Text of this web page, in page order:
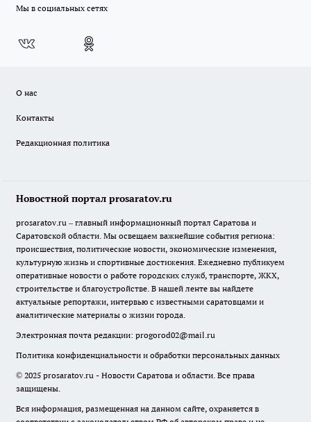
Мы в социальных сетях
О нас
Контакты
Редакционная политика
Новостной портал prosaratov.ru
prosaratov.ru – главный информационный портал Саратова и
Саратовской области. Мы освещаем важнейшие события региона:
происшествия, политические новости, экономические изменения,
культурную жизнь и спортивные достижения. Ежедневно публикуем
оперативные новости о работе городских служб, транспорте, ЖКХ,
строительстве и благоустройстве. В нашей ленте вы найдете
актуальные репортажи, интервью с известными саратовцами и
аналитические материалы о жизни города.
Электронная почта редакции: progorod02@mail.ru
Политика конфиденциальности и обработки персональных данных
© 2025 prosaratov.ru - Новости Саратова и области. Все права
защищены.
Вся информация, размещенная на данном сайте, охраняется в